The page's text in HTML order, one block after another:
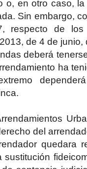
o, en otro caso,
Sin embargo,
de los
de 4 de
deberá
ha
del
quedara